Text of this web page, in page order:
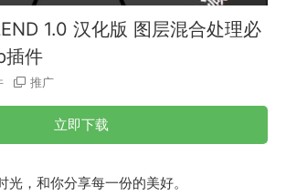
1.0 汉化版 图层混合处理必
插件
推广
立即下载
光，和你分享每一份的美好。